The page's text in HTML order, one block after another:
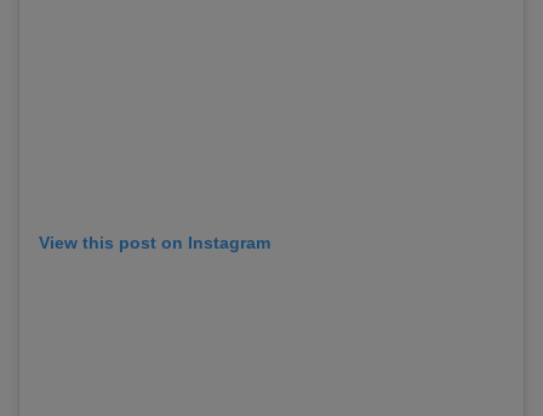
View this post on Instagram